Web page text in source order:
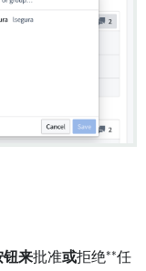
钮来批准或拒绝**任